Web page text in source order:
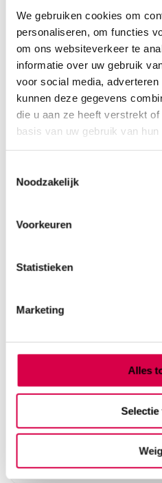
We gebruiken cookies om
personaliseren, om functies
om ons websiteverkeer te
informatie over uw gebruik
voor social media,
kunnen deze gegevens
die u aan ze heeft verstrekt
basis van uw gebruik van hun
Noodzakelijk
Voorkeuren
Statistieken
Marketing
Alles
Selectie
LumiraDx HbA1c control
ROCHE
3 tot 5 werkdagen
LumiraDx HbA1c test